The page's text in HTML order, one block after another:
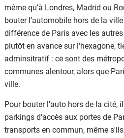
même qu’à Londres, Madrid ou
bouter l’automobile hors de la
différence de Paris avec les
plutôt en avance sur l'hexagone,
adminsitratif : ce sont des
communes alentour, alors que
ville.
Pour bouter l'auto hors de la cité,
parkings d’accès aux portes de
transports en commun, même